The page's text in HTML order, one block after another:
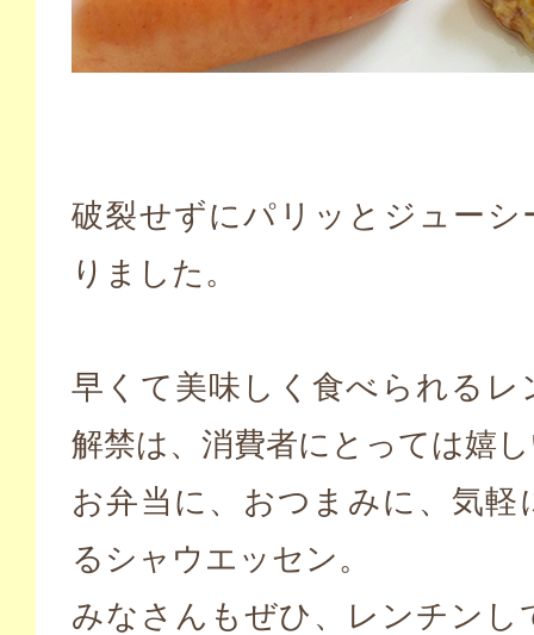
破裂せずにパリッとジューシ
りました。
早くて美味しく食べられるレ
解禁は、消費者にとっては嬉
お弁当に、おつまみに、気軽
るシャウエッセン。
みなさんもぜひ、レンチンし